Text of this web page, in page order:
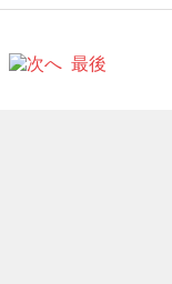
へ 最後